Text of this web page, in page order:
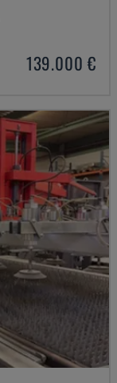
139.000 €